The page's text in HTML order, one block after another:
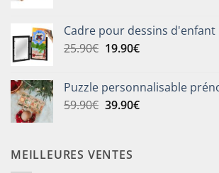
était :
65.00€.
est :
59.00€.
Cadre pour dessins d'enfant
25.90€ Le
était :
25.90€.
19.90€Le
est :
19.90€.
Puzzle personnalisable
59.90€ Le
était :
59.90€.
39.90€Le
MEILLEURES VENTES